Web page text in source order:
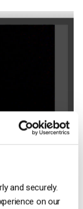
and securely.
on our